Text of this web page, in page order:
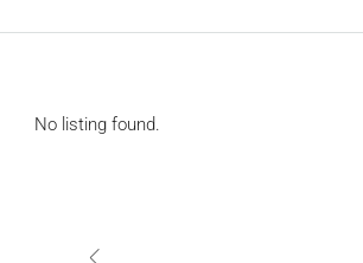
No listing found.